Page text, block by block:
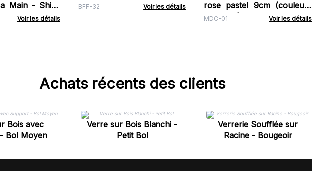
Main - Shiva
50cmVoir les détails
BFF-32 Voir les détails
rose pastel 9cm (couleurs
assorties)
MDC-01 Voir les détails
Achats récents des clients
Bois avec
Bol Moyen
Verre sur Bois Blanchi -
Petit Bol
Verrerie Soufflée sur
Racine - Bougeoir